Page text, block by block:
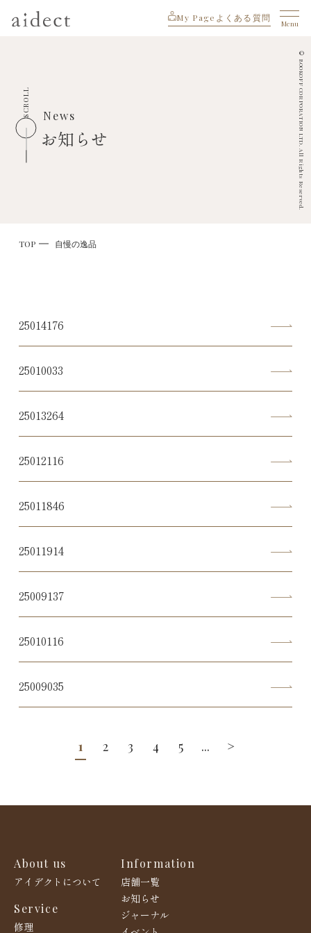
My Page よくある質問
Menu
News
お知らせ
SCROLL © BOOKOFF CORPORATION LTD. All Rights Reserved.
TOP 自慢の逸品
25014176
25010033
25013264
25012116
25011846
25011914
25009137
25010116
25009035
1 2 3 4 5 ... >
About us
アイデクトについて
Service
修理
Information
店舗一覧
お知らせ
ジャーナル